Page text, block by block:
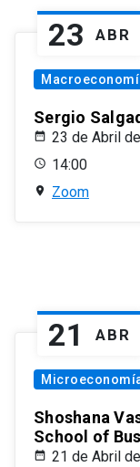
23 ABR
Sergio
23 de Abril
14:00
Zoom
21 ABR
Shoshana
School of
21 de Abril